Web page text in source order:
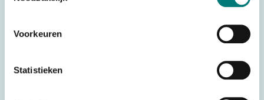
Voorkeuren
Statistieken
Would you like to request a quote for this product? Then fill
as possible.